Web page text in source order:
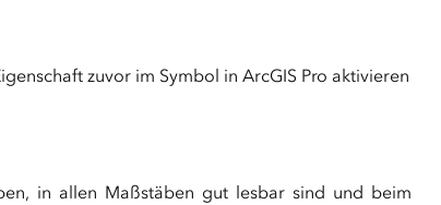
zuvor im Symbol in ArcGIS Pro aktivieren
in allen Maßstäben gut lesbar sind und beim